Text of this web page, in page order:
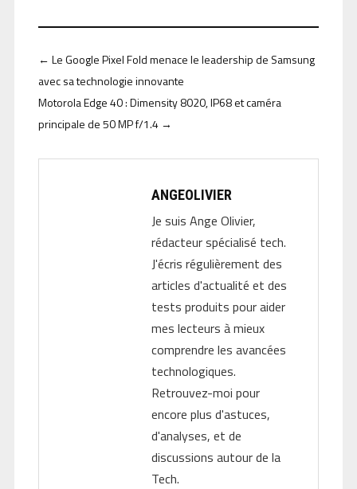
← Le Google Pixel Fold menace le leadership de Samsung
avec sa technologie innovante
Motorola Edge 40 : Dimensity 8020, IP68 et caméra
principale de 50 MP f/1.4→
ANGEOLIVIER
Je suis Ange Olivier,
rédacteur spécialisé tech.
J'écris régulièrement des
articles d'actualité et des
tests produits pour aider
mes lecteurs à mieux
comprendre les avancées
technologiques.
Retrouvez-moi pour
encore plus d'astuces,
d'analyses, et de
discussions autour de la
Tech.